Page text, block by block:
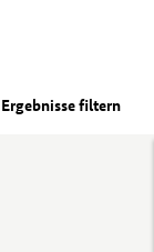
Ergebnisse filtern